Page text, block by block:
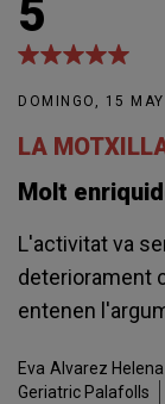
5
DOMINGO, 15
LA
Molt
L'activitat va
deteriorament
entenen
Eva Alvarez Helena
Geriatric Palafolls